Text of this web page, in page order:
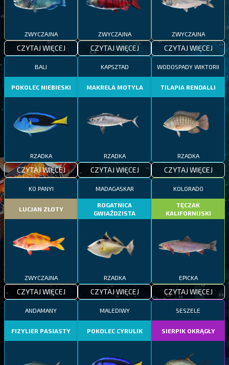
ZWYCZAJNA
CZYTAJ WIĘCEJ
ZWYCZAJNA
CZYTAJ WIĘCEJ
ZWYCZAJNA
CZYTAJ WIĘCEJ
BALI
POKOLEC NIEBIESKI
RZADKA
CZYTAJ WIĘCEJ
KAPSZTAD
MAKRELA MOTYLA
RZADKA
CZYTAJ WIĘCEJ
WODOSPADY WIKTORII
TILAPIA RENDALLI
RZADKA
CZYTAJ WIĘCEJ
KO PANYI
LUCJAN ZŁOTY
ZWYCZAJNA
CZYTAJ WIĘCEJ
MADAGASKAR
ROGATNICA
GWIAŹDZISTA
RZADKA
CZYTAJ WIĘCEJ
KOLORADO
TĘCZAK
KALIFORNIJSKI
EPICKA
CZYTAJ WIĘCEJ
ANDAMANY
FIZYLIER PASIASTY
MALEDIWY
POKOLEC CYRULIK
SESZELE
SIERPIK OKRĄGŁY